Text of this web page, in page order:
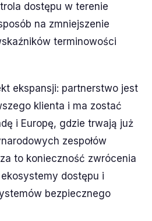
dostępu w terenie
na zmniejszenie
terminowości
ekspansji: partnerstwo jest
klienta i ma zostać
i Europę, gdzie trwają już
zespołów
to konieczność zwrócenia
dostępu i
bezpiecznego